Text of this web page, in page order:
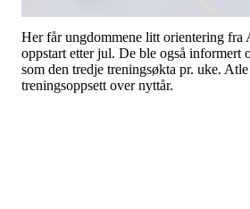
Her får ungdommene litt orientering
oppstart etter jul. De ble også informert
som den tredje treningsøkta pr. uke.
treningsoppsett over nyttår.